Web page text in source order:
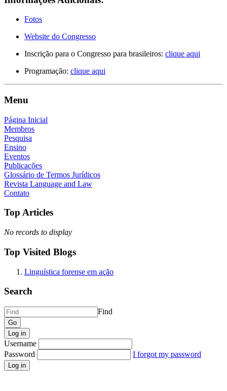
Fotos
Website do Congresso
Inscrição para o Congresso para brasileiros: clique aqui
Programação: clique aqui
Menu
Página Inicial
Membros
Pesquisa
Ensino
Eventos
Publicações
Glossário de Termos Jurídicos
Revista Language and Law
Contato
Top Articles
No records to display
Top Visited Blogs
Linguística forense em ação
Search
Find
Log in
Username
Password
I forgot my password
Log in